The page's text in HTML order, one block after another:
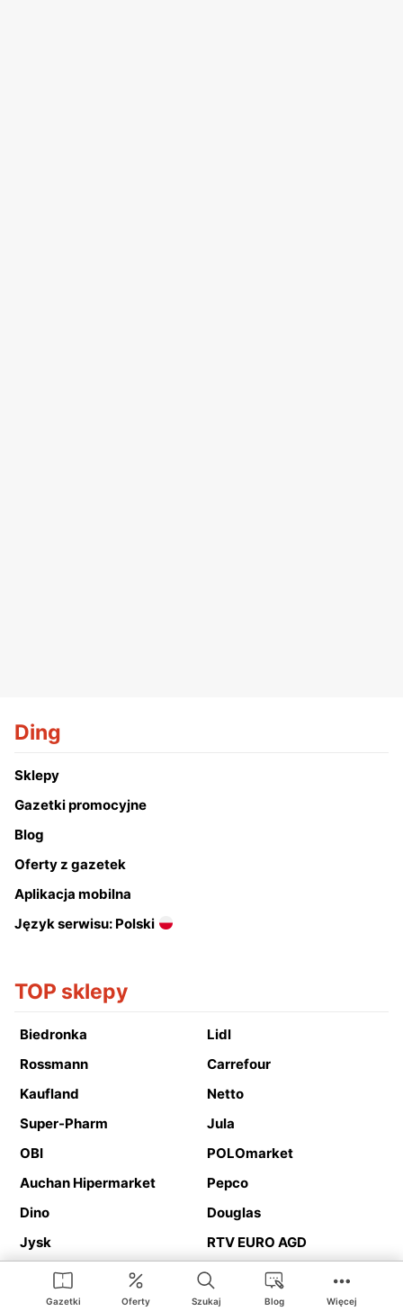
Gazetki Oferty Szukaj Blog Więcej
Ding
Sklepy
Gazetki promocyjne
Blog
Oferty z gazetek
Aplikacja mobilna
Język serwisu: Polski
TOP sklepy
Biedronka
Lidl
Rossmann
Carrefour
Kaufland
Netto
Super-Pharm
Jula
OBI
POLOmarket
Auchan Hipermarket
Pepco
Dino
Douglas
Jysk
RTV EURO AGD
Action
Media Expert
Deichmann
Media Markt